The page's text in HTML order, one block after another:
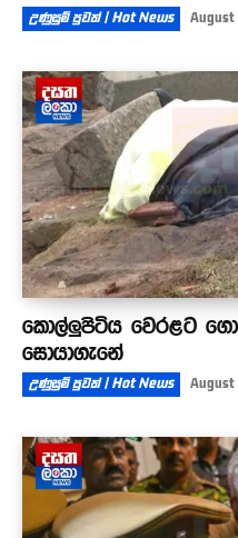
උණුසුම් පුවත් | Hot News August
කොල්ලුපිටිය වෙරළට
සොයාගැනේ
උණුසුම් පුවත් | Hot News August